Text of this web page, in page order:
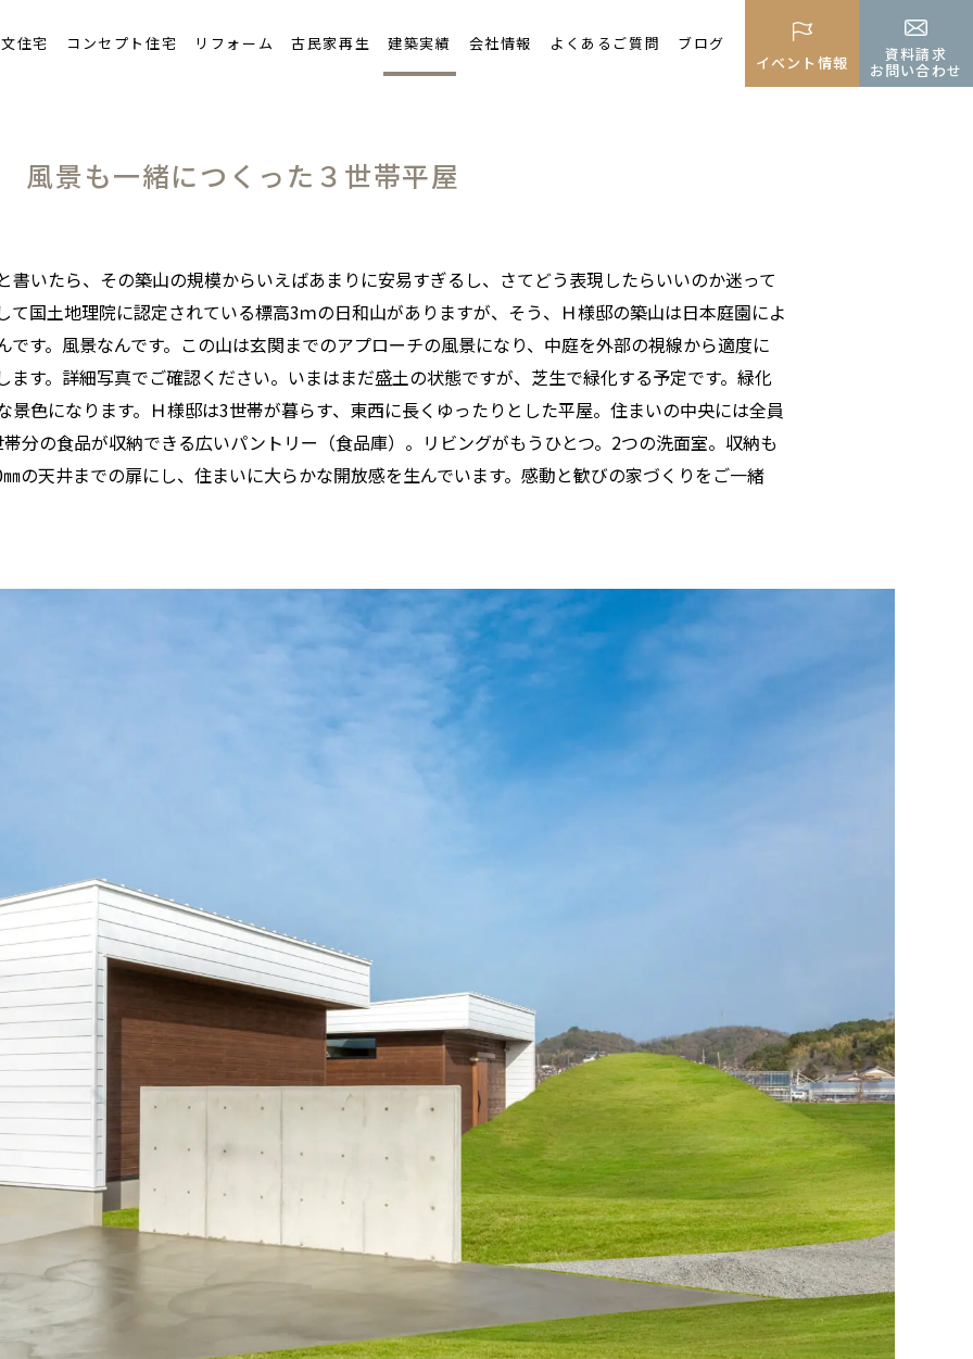
住宅
れ コンセプト住宅 リフォーム 古民家再生 建築実績 会社情報 よくあるご質問
ブログ
イベント情報
資料請求
お問い合わせ
風景も一緒につくった３世帯平屋
書いたら、その築山の規模からいえばあまりに安易すぎるし、さてどう表現したらいいのか迷って
て国土地理院に認定されている標高3ｍの日和山がありますが、そう、Ｈ様邸の築山は日本庭園によ
す。風景なんです。この山は玄関までのアプローチの風景になり、中庭を外部の視線から適度に
す。詳細写真でご確認ください。いまはまだ盛土の状態ですが、芝生で緑化する予定です。緑化
色になります。Ｈ様邸は3世帯が暮らす、東西に長くゆったりとした平屋。住まいの中央には全員
分の食品が収納できる広いパントリー（食品庫）。リビングがもうひとつ。2つの洗面室。収納も
の天井までの扉にし、住まいに大らかな開放感を生んでいます。感動と歓びの家づくりをご一緒